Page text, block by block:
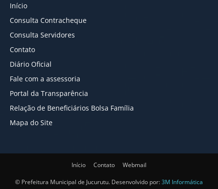
Início
Consulta Contracheque
Consulta Servidores
Contato
Diário Oficial
Fale com a assessoria
Portal da Transparência
Relação de Beneficiários Bolsa Família
Mapa do Site
Início Contato Webmail
© Prefeitura Municipal de Jucurutu. Desenvolvido por:3M Informática